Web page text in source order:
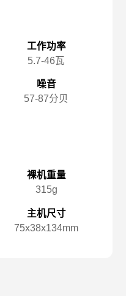
工作功率
5.7-46瓦
噪音
57-87分贝
裸机重量
315g
主机尺寸
75x️38x️134mm